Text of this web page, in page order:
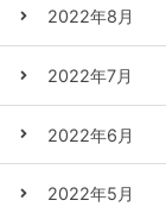
2022年8月
2022年7月
2022年6月
2022年5月